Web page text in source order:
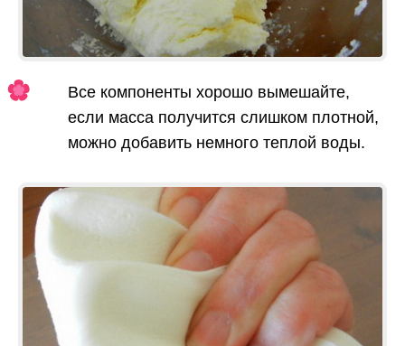
Все компоненты хорошо вымешайте,
если масса получится слишком плотной,
можно добавить немного теплой воды.